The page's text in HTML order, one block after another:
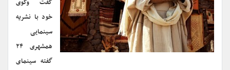
گفت وگوی
خود با نشریه
سینمایی
همشهری ۲۴
گفته سینمای